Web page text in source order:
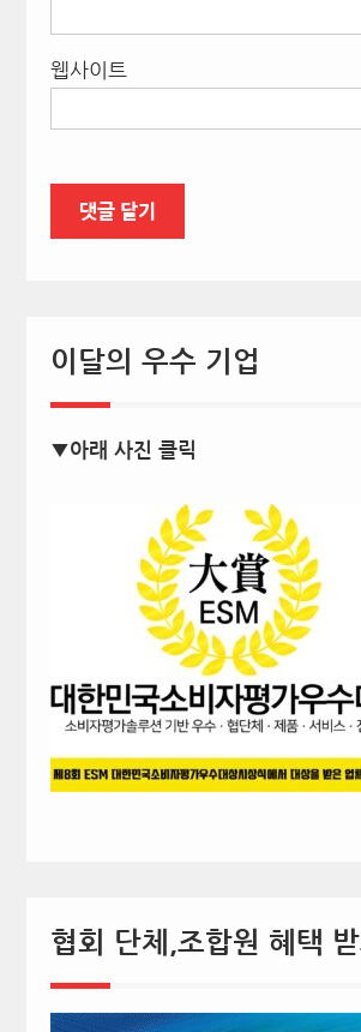
웹사이트
이달의 우수 기업
▼아래 사진 클릭
협회 단체,조합원 혜택